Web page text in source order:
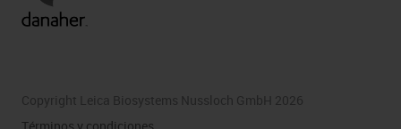
Copyright Leica Biosystems Nussloch GmbH 2026